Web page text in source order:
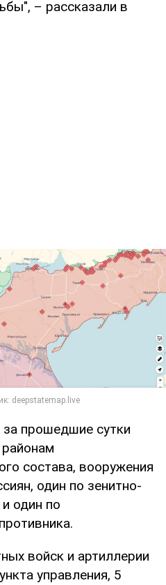
– рассказали в
прошедшие сутки
состава, вооружения
один по зенитно-
один по
войск и артиллерии
управления, 5